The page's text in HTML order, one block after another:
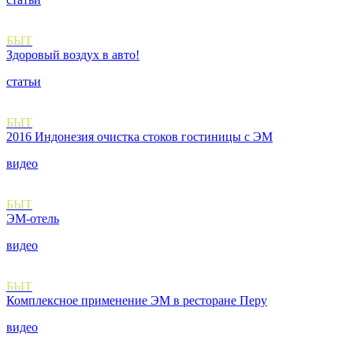
БЫТ
Здоровый воздух в авто!
статьи
БЫТ
2016 Индонезия очистка стоков гостиницы с ЭМ
видео
БЫТ
ЭМ-отель
видео
БЫТ
Комплексное применение ЭМ в ресторане Перу
видео